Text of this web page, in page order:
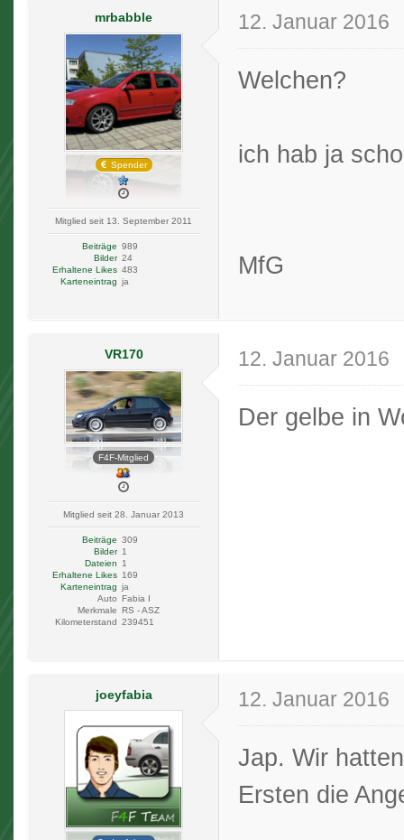
mrbabble
Spender
Mitglied seit 13. September 2011
Beiträge 989
Bilder 24
Erhaltene Likes 483
Karteneintrag ja
12. Januar 2016
Welchen?
ich hab ja
MfG
VR170
F4F-Mitglied
Mitglied seit 28. Januar 2013
Beiträge 309
Bilder 1
Dateien
1
Erhaltene Likes 169
Karteneintrag ja
Auto Fabia I
Merkmale RS - ASZ
Kilometerstand 239451
12. Januar 2016
Der gelbe in
joeyfabia 12. Januar 2016
Jap. Wir
Ersten die